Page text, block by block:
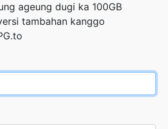
ageung dugi ka 100GB
tambahan kanggo